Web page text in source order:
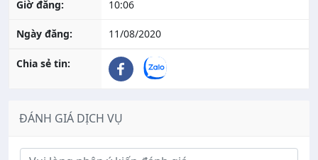
Giờ đăng: 10:06
Ngày đăng: 11/08/2020
Chia sẻ tin:
ĐÁNH GIÁ DỊCH VỤ
Ý kiến đánh giá